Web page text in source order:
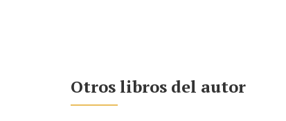
Otros libros del autor